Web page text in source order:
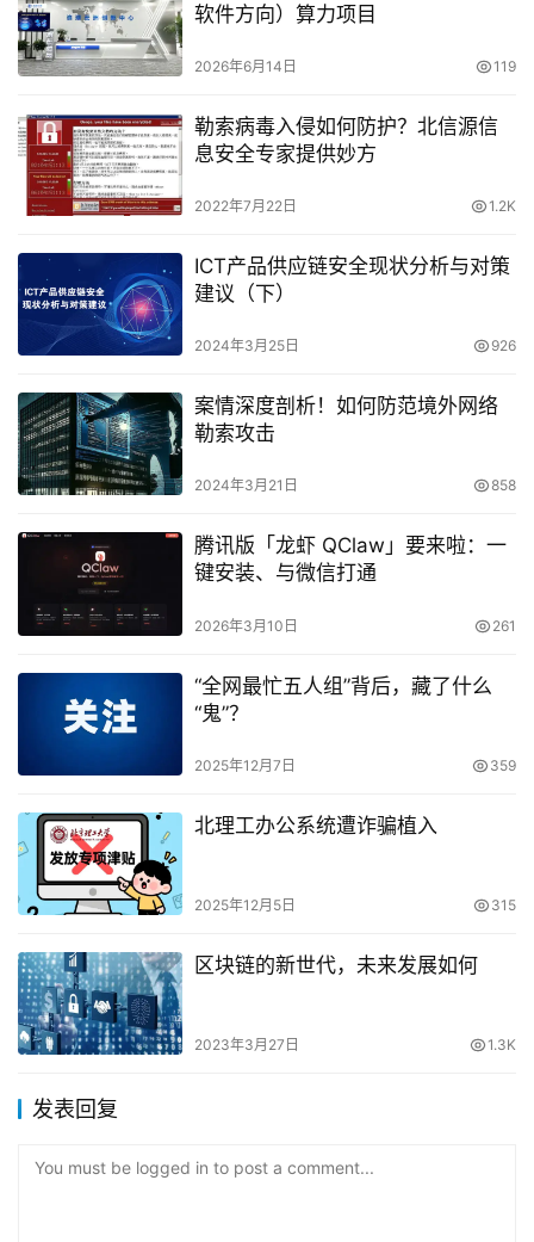
软件方向）算力项目
2026年6月14日 119
勒索病毒入侵如何防护？北信源信
息安全专家提供妙方
2022年7月22日 1.2K
ICT产品供应链安全现状分析与对策
建议（下）
2024年3月25日 926
案情深度剖析！如何防范境外网络
勒索攻击
2024年3月21日 858
腾讯版「龙虾 QClaw」要来啦：一
键安装、与微信打通
2026年3月10日 261
“全网最忙五人组”背后，藏了什么
“鬼”？
2025年12月7日 359
北理工办公系统遭诈骗植入
2025年12月5日 315
区块链的新世代，未来发展如何
2023年3月27日 1.3K
发表回复
You must be logged in to post a comment...